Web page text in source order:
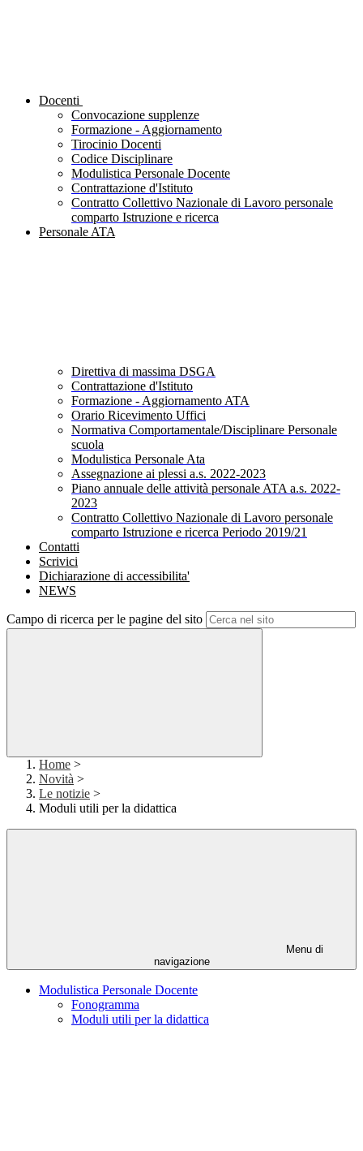
Docenti
Convocazione supplenze
Formazione - Aggiornamento
Tirocinio Docenti
Codice Disciplinare
Modulistica Personale Docente
Contrattazione d'Istituto
Contratto Collettivo Nazionale di Lavoro personale
comparto Istruzione e ricerca
Personale ATA
Direttiva di massima DSGA
Contrattazione d'Istituto
Formazione - Aggiornamento ATA
Orario Ricevimento Uffici
Normativa Comportamentale/Disciplinare Personale
scuola
Modulistica Personale Ata
Assegnazione ai plessi a.s. 2022-2023
Piano annuale delle attività personale ATA a.s. 2022-
2023
Contratto Collettivo Nazionale di Lavoro personale
comparto Istruzione e ricerca Periodo 2019/21
Contatti
Scrivici
Dichiarazione di accessibilita'
NEWS
Campo di ricerca per le pagine del sito
Home >
Novità >
Le notizie >
Moduli utili per la didattica
Menu di
navigazione
Modulistica Personale Docente
Fonogramma
Moduli utili per la didattica